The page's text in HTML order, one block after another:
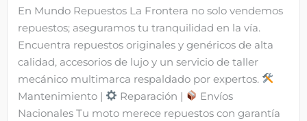
En Mundo Repuestos La Frontera no solo vendemos
repuestos; aseguramos tu tranquilidad en la vía.
Encuentra repuestos originales y genéricos de alta
calidad, accesorios de lujo y un servicio de taller
mecánico multimarca respaldado por expertos.
Mantenimiento |
Reparación |
Envíos
Nacionales Tu moto merece repuestos con garantía